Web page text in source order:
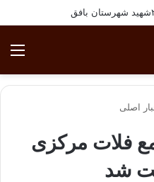
اصلی
فلات مرکزی
شد